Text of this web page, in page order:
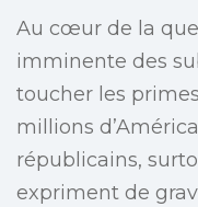
Au cœur de la
imminente des
toucher les
millions
républicains,
expriment de